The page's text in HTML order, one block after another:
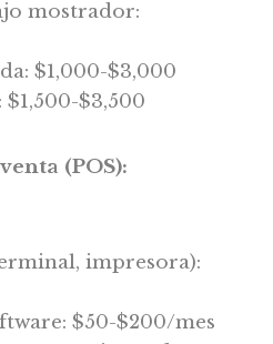
mostrador:
$1,000-$3,000
$3,500
(POS):
impresora):
$50-$200/mes